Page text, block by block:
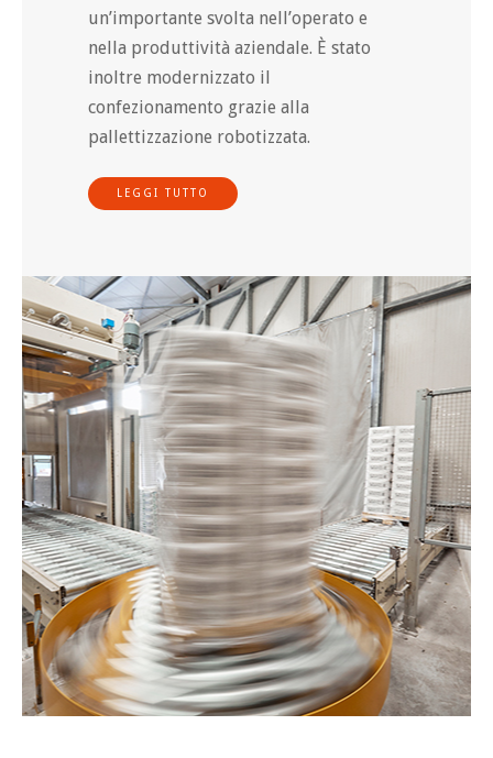
un’importante svolta nell’operato e
nella produttività aziendale. È stato
inoltre modernizzato il
confezionamento grazie alla
pallettizzazione robotizzata.
LEGGI TUTTO